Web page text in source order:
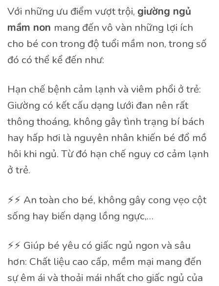
Với những ưu điểm vượt trội, giường ngủ
mầm non mang đến vô vàn những lợi ích
cho bé con trong độ tuổi mầm non, trong số
đó có thể kể đến như:
Hạn chế bệnh cảm lạnh và viêm phổi ở trẻ:
Giường có kết cấu dạng lưới đan nên rất
thông thoáng, không gây tình trạng bí bách
hay hấp hơi là nguyên nhân khiến bé đổ mồ
hôi khi ngủ. Từ đó hạn chế nguy cơ cảm lạnh
ở trẻ.
⚡️⚡️ An toàn cho bé, không gây cong vẹo cột
sống hay biến dạng lồng ngực,…
⚡️⚡️ Giúp bé yêu có giấc ngủ ngon và sâu
hơn: Chất liệu cao cấp, mềm mại mang đến
sự êm ái và thoải mái nhất cho giấc ngủ của